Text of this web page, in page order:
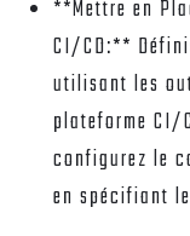
**Mettre en
CI/CD:**
utilisant les
plateforme CI/
configurez le
en spécifiant